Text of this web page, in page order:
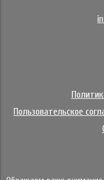
Пользовательское